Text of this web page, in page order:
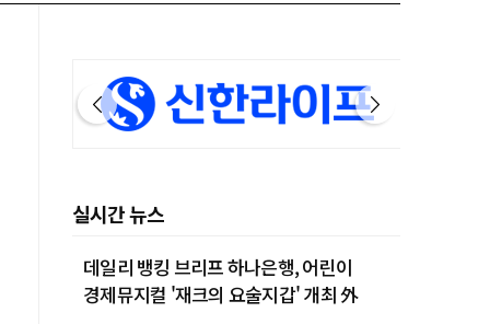
실시간 뉴스
데일리 뱅킹 브리프 하나은행, 어린이
경제뮤지컬 '재크의 요술지갑' 개최 外